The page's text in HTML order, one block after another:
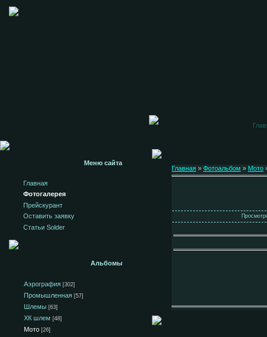
Меню сайта
Главная
Фотогалерея
Прейскурант
Оставить заявку
Статьи Solder
Альбомы
Аэрография [302]
Промышленная [57]
Шлемы [63]
ХК шлем [48]
Мото [26]
Главная » Фотоальбом » Мото